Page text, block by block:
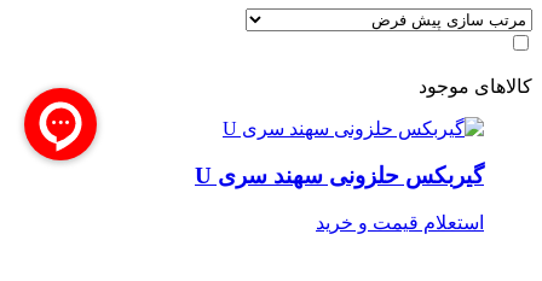
کالاهای موجود
گیربکس حلزونی سهند سری U
استعلام قیمت و خرید